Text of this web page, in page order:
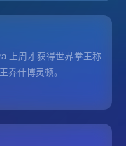
上周才获得世界拳王称
乔什博灵顿。